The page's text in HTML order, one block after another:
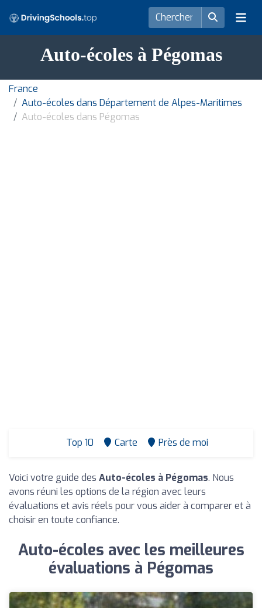
Auto-écoles à Pégomas
France
Auto-écoles dans Département de Alpes-Maritimes
Auto-écoles dans Pégomas
Top 10 Carte Près de moi
Voici votre guide des Auto-écoles à Pégomas. Nous
avons réuni les options de la région avec leurs
évaluations et avis réels pour vous aider à comparer et à
choisir en toute confiance.
Auto-écoles avec les meilleures
évaluations à Pégomas